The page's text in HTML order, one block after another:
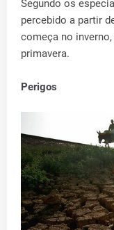
Segundo os
percebido a partir
começa no
primavera.
Perigos